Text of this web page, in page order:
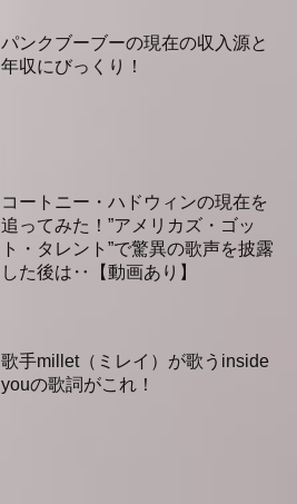
パンクブーブーの現在の収入源と
年収にびっくり！
コートニー・ハドウィンの現在を
追ってみた！”アメリカズ・ゴッ
ト・タレント”で驚異の歌声を披露
した後は‥【動画あり】
歌手millet（ミレイ）が歌うinside
youの歌詞がこれ！